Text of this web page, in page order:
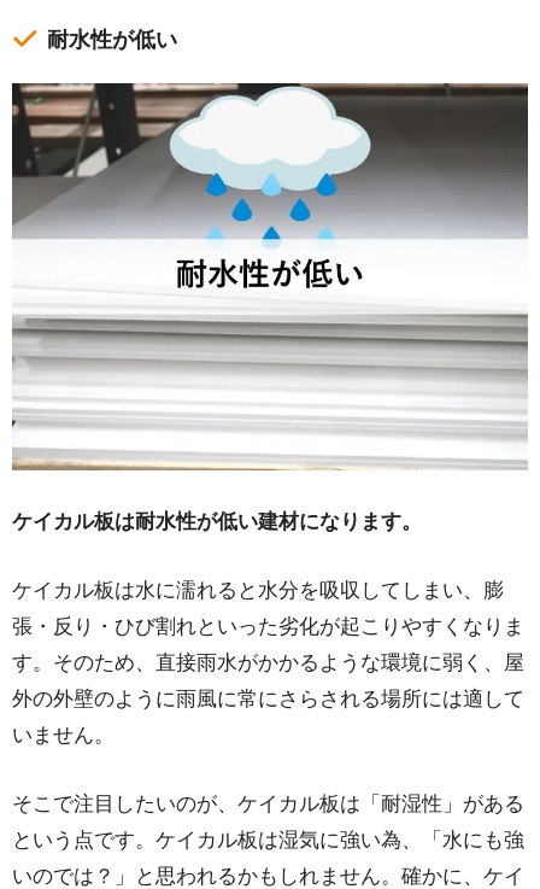
耐水性が低い
ケイカル板は耐水性が低い建材になります。
ケイカル板は水に濡れると水分を吸収してしまい、膨
張・反り・ひび割れといった劣化が起こりやすくなりま
す。そのため、直接雨水がかかるような環境に弱く、屋
外の外壁のように雨風に常にさらされる場所には適して
いません。
そこで注目したいのが、ケイカル板は「耐湿性」がある
という点です。ケイカル板は湿気に強い為、「水にも強
いのでは？」と思われるかもしれません。確かに、ケイ